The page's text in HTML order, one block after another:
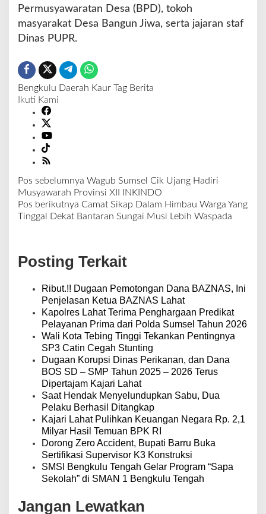
Permusyawaratan Desa (BPD), tokoh
masyarakat Desa Bangun Jiwa, serta jajaran staf
Dinas PUPR.
Bengkulu Daerah Kaur Tag Berita
Ikuti Kami
N
a
v
a
s
Pos sebelumnya Wagub Sumsel Cik Ujang Hadiri
Musyawarah Provinsi XII INKINDO
Pos berikutnya Camat Sikap Dalam Himbau Warga Yang
Tinggal Dekat Bantaran Sungai Musi Lebih Waspada
Posting Terkait
Ribut.!! Dugaan Pemotongan Dana BAZNAS, Ini
Penjelasan Ketua BAZNAS Lahat
Kapolres Lahat Terima Penghargaan Predikat
Pelayanan Prima dari Polda Sumsel Tahun 2026
Wali Kota Tebing Tinggi Tekankan Pentingnya
SP3 Catin Cegah Stunting
Dugaan Korupsi Dinas Perikanan, dan Dana
BOS SD – SMP Tahun 2025 – 2026 Terus
Dipertajam Kajari Lahat
Saat Hendak Menyelundupkan Sabu, Dua
Pelaku Berhasil Ditangkap
Kajari Lahat Pulihkan Keuangan Negara Rp. 2,1
Milyar Hasil Temuan BPK RI
Dorong Zero Accident, Bupati Barru Buka
Sertifikasi Supervisor K3 Konstruksi
SMSI Bengkulu Tengah Gelar Program “Sapa
Sekolah” di SMAN 1 Bengkulu Tengah
Jangan Lewatkan